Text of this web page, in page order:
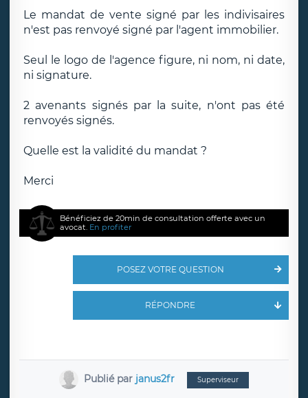
Le mandat de vente signé par les indivisaires
n'est pas renvoyé signé par l'agent immobilier.
Seul le logo de l'agence figure, ni nom, ni date,
ni signature.
2 avenants signés par la suite, n'ont pas été
renvoyés signés.
Quelle est la validité du mandat ?
Merci
Bénéficiez de 20min de consultation offerte avec un
avocat. En profiter
POSEZ VOTRE QUESTION
RÉPONDRE
Publié par janus2fr Superviseur